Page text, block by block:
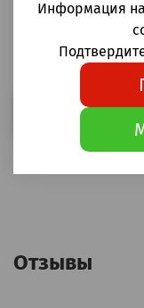
Одноразовые
Какао с молоком
Выбрать
Отзывы
Информация